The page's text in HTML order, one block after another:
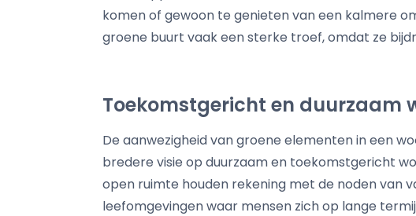
komen of gewoon te genieten van een kalmere
groene buurt vaak een sterke troef, omdat ze
Toekomstgericht en duurzaam
De aanwezigheid van groene elementen in een
bredere visie op duurzaam en toekomstgericht
open ruimte houden rekening met de noden van
leefomgevingen waar mensen zich op lange